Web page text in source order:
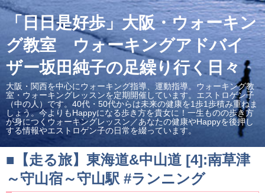
「日日是好歩」大阪・ウォーキン
グ教室 ウォーキングアドバイ
ザー坂田純子の足繰り行く日々
大阪・関西を中心にウォーキング指導、運動指導。ウォーキング教
室・ウォーキングレッスンを定期開催しています。エストロゲン子
（中の人）です。40代・50代からは未来の健康を1歩1歩積み重ねま
しょう。今よりもHappyになる歩き方を貴女に！一生ものの歩き方
が身につくウォーキングレッスン／あなたの健康やHappyを後押し
する情報やエストロゲン子の日常を綴っています。
■【走る旅】東海道&中山道 [4]:南草津
～守山宿～守山駅 #ランニング